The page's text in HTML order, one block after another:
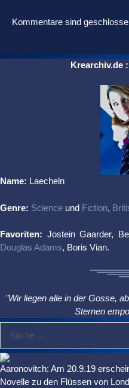
Kommentare sind
Krearchiv.de
Name: Laecheln
Genre: Science und Fiction,
Favoriten: Jostein Gaarder,
Douglas Adams, Boris Vian.
"Wir liegen alle in der Gosse,
Sternen
nach:
Aaronovitch: Am 20.9.19
Novelle zu den Flüssen von